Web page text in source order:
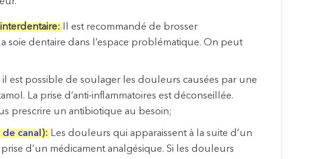
Il est recommandé de brosser
soie dentaire dans l’espace problématique. On peut
est possible de soulager les douleurs causées par une
La prise d’anti-inflammatoires est déconseillée.
prescrire un antibiotique au besoin;
canal ): Les douleurs qui apparaissent à la suite d’un
d’un médicament analgésique. Si les douleurs